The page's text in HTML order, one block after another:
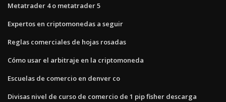
Metatrader 4 o metatrader 5
Expertos en criptomonedas a seguir
Reglas comerciales de hojas rosadas
Cómo usar el arbitraje en la criptomoneda
Escuelas de comercio en denver co
Divisas nivel de curso de comercio de 1 pip fisher descarga